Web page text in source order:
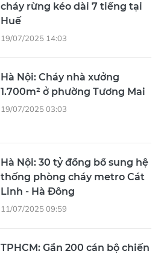
cháy rừng kéo dài 7 tiếng tại
Huế
19/07/2025 14:03
Hà Nội: Cháy nhà xưởng
1.700m² ở phường Tương Mai
19/07/2025 03:03
Hà Nội: 30 tỷ đồng bổ sung hệ
thống phòng cháy metro Cát
Linh - Hà Đông
11/07/2025 09:59
TPHCM: Gần 200 cán bộ chiến